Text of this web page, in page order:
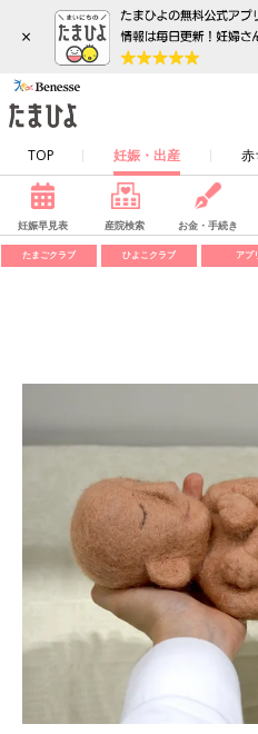
×
TOP 妊娠・出産 赤
妊娠早見表 産院検索 お金・手続き
たまごクラブ ひよこクラブ アプ